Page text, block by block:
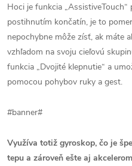
Hoci je funkcia
postihnutím končatín, je to
nepochybne môže zísť, ak máte
vzhľadom na svoju cieľovú
funkcia „Dvojité klepnutie“ a
pomocou pohybov ruky a gest.
#banner#
Využíva totiž gyroskop, čo je
tepu a zároveň ešte aj